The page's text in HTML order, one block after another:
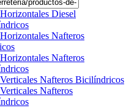
Diesel
Nafteros
Nafteros
Nafteros Bicilíndricos
Nafteros